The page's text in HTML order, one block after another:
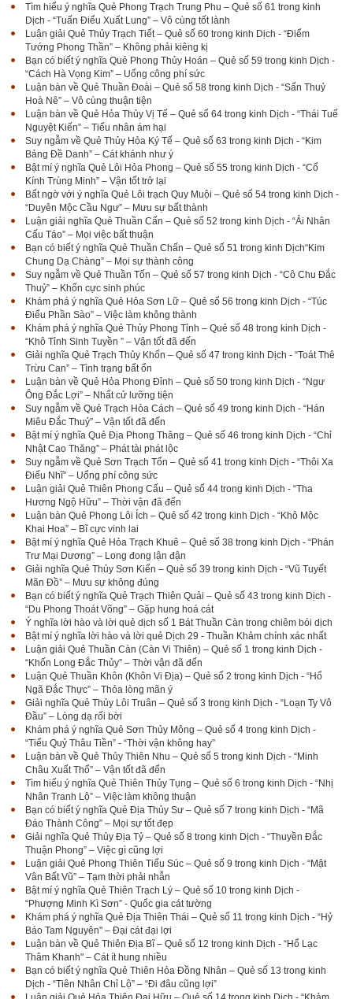
Tìm hiểu ý nghĩa Quẻ Phong Trạch Trung Phu – Quẻ số 61 trong kinh
Dịch - “Tuấn Điểu Xuất Lung” – Vô cùng tốt lành
Luận giải Quẻ Thủy Trạch Tiết – Quẻ số 60 trong kinh Dịch - “Điểm
Tướng Phong Thần” – Không phải kiêng kị
Bạn có biết ý nghĩa Quẻ Phong Thủy Hoán – Quẻ số 59 trong kinh Dịch -
“Cách Hà Vọng Kim” – Uổng công phí sức
Luận bàn về Quẻ Thuần Đoài – Quẻ số 58 trong kinh Dịch - “Sấn Thuỷ
Hoà Nê” – Vô cùng thuận tiện
Luận bàn về Quẻ Hỏa Thủy Vị Tế – Quẻ số 64 trong kinh Dịch - “Thái Tuế
Nguyệt Kiến” – Tiểu nhân ám hại
Suy ngẫm về Quẻ Thủy Hỏa Ký Tế – Quẻ số 63 trong kinh Dịch - “Kim
Bảng Đề Danh” – Cát khánh như ý
Bật mí ý nghĩa Quẻ Lôi Hỏa Phong – Quẻ số 55 trong kinh Dịch - “Cổ
Kính Trùng Minh” – Vận tốt trở lại
Bất ngờ với ý nghĩa Quẻ Lôi trạch Quy Muội – Quẻ số 54 trong kinh Dịch -
“Duyên Mộc Cầu Ngư” – Mưu sự bất thành
Luận giải nghĩa Quẻ Thuần Cấn – Quẻ số 52 trong kinh Dịch - “Ải Nhân
Cấu Táo” – Mọi việc bất thuận
Bạn có biết ý nghĩa Quẻ Thuần Chấn – Quẻ số 51 trong kinh Dịch“Kim
Chung Dạ Chàng” – Mọi sự thành công
Suy ngẫm về Quẻ Thuần Tốn – Quẻ số 57 trong kinh Dịch - “Cô Chu Đắc
Thuỷ” – Khốn cực sinh phúc
Khám phá ý nghĩa Quẻ Hỏa Sơn Lữ – Quẻ số 56 trong kinh Dịch - “Túc
Điểu Phần Sào” – Việc làm không thành
Khám phá ý nghĩa Quẻ Thủy Phong Tỉnh – Quẻ số 48 trong kinh Dịch -
“Khô Tỉnh Sinh Tuyền ” – Vận tốt đã đến
Giải nghĩa Quẻ Trạch Thủy Khốn – Quẻ số 47 trong kinh Dịch - “Toát Thê
Trừu Can” – Tình trạng bất ổn
Luận bàn về Quẻ Hỏa Phong Đỉnh – Quẻ số 50 trong kinh Dịch - “Ngư
Ông Đắc Lợi” – Nhất cử lưỡng tiện
Suy ngẫm về Quẻ Trạch Hỏa Cách – Quẻ số 49 trong kinh Dịch - “Hán
Miêu Đắc Thuỷ” – Vận tốt đã đến
Bật mí ý nghĩa Quẻ Địa Phong Thăng – Quẻ số 46 trong kinh Dịch - “Chỉ
Nhật Cao Thăng” – Phát tài phát lộc
Suy ngẫm về Quẻ Sơn Trạch Tổn – Quẻ số 41 trong kinh Dịch - “Thôi Xa
Điếu Nhĩ” – Uổng phí công sức
Luận giải Quẻ Thiên Phong Cấu – Quẻ số 44 trong kinh Dịch - “Tha
Hương Ngộ Hữu” – Thời vận đã đến
Luận bàn Quẻ Phong Lôi Ích – Quẻ số 42 trong kinh Dịch - “Khô Mộc
Khai Hoa” – Bĩ cực vinh lai
Bật mí ý nghĩa Quẻ Hỏa Trạch Khuê – Quẻ số 38 trong kinh Dịch - “Phán
Trư Mại Dương” – Long đong lận đận
Giải nghĩa Quẻ Thủy Sơn Kiển – Quẻ số 39 trong kinh Dịch - “Vũ Tuyết
Mãn Đồ” – Mưu sự không đúng
Bạn có biết ý nghĩa Quẻ Trạch Thiên Quải – Quẻ số 43 trong kinh Dịch -
“Du Phong Thoát Võng” – Gặp hung hoá cát
Ý nghĩa lời hào và lời quẻ dịch số 1 Bát Thuần Càn trong chiêm bói dịch
Bật mí ý nghĩa lời hào và lời quẻ Dịch 29 - Thuần Khảm chính xác nhất
Luận giải Quẻ Thuần Càn (Càn Vi Thiên) – Quẻ số 1 trong kinh Dịch -
“Khốn Long Đắc Thủy” – Thời vận đã đến
Luận Quẻ Thuần Khôn (Khôn Vi Địa) – Quẻ số 2 trong kinh Dịch - “Hổ
Ngã Đắc Thực” – Thỏa lòng mãn ý
Giải nghĩa Quẻ Thủy Lôi Truân – Quẻ số 3 trong kinh Dịch - “Loạn Ty Vô
Đầu” – Lòng dạ rối bời
Khám phá ý nghĩa Quẻ Sơn Thủy Mông – Quẻ số 4 trong kinh Dịch -
“Tiểu Quỷ Thâu Tiền” - “Thời vận không hay”
Luận bàn về Quẻ Thủy Thiên Nhu – Quẻ số 5 trong kinh Dịch - “Minh
Châu Xuất Thổ” – Vận tốt đã đến
Tìm hiểu ý nghĩa Quẻ Thiên Thủy Tụng – Quẻ số 6 trong kinh Dịch - “Nhị
Nhân Tranh Lộ” – Việc làm không thuận
Bạn có biết ý nghĩa Quẻ Địa Thủy Sư – Quẻ số 7 trong kinh Dịch - “Mã
Đáo Thành Công” – Mọi sự tốt đẹp
Giải nghĩa Quẻ Thủy Địa Tỷ – Quẻ số 8 trong kinh Dịch - “Thuyền Đắc
Thuận Phong” – Việc gì cũng lợi
Luận giải Quẻ Phong Thiên Tiểu Súc – Quẻ số 9 trong kinh Dịch - “Mật
Vân Bất Vũ” – Tạm thời phải nhẫn
Bật mí ý nghĩa Quẻ Thiên Trạch Lý – Quẻ số 10 trong kinh Dịch -
“Phượng Minh Kì Sơn” - Quốc gia cát tường
Khám phá ý nghĩa Quẻ Địa Thiên Thái – Quẻ số 11 trong kinh Dịch - “Hỷ
Báo Tam Nguyên" – Đại cát đại lợi
Luận bàn về Quẻ Thiên Địa Bĩ – Quẻ số 12 trong kinh Dịch - “Hổ Lạc
Thâm Khanh" – Cát ít hung nhiều
Bạn có biết ý nghĩa Quẻ Thiên Hỏa Đồng Nhân – Quẻ số 13 trong kinh
Dịch - “Tiên Nhân Chỉ Lộ” – “Đi đâu cũng lợi”